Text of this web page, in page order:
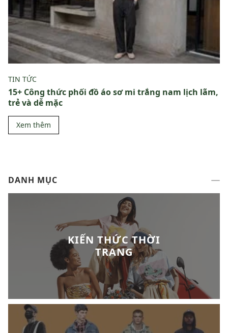
TIN TỨC
15+ Công thức phối đồ áo sơ mi trắng nam lịch lãm,
trẻ và dễ mặc
Xem thêm
DANH MỤC
KIẾN THỨC THỜI
TRANG